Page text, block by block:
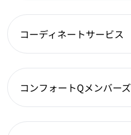
コーディネートサービス
コンフォートQメンバーズ